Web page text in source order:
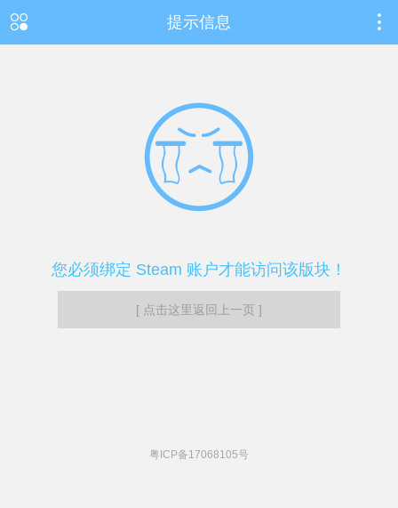
提示信息
您必须绑定 Steam 账户才能访问该版块！
[ 点击这里返回上一页 ]
粤ICP备17068105号